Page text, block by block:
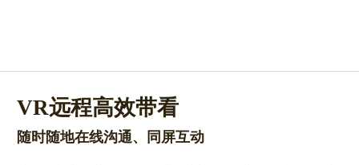
VR远程高效带看
随时随地在线沟通、同屏互动